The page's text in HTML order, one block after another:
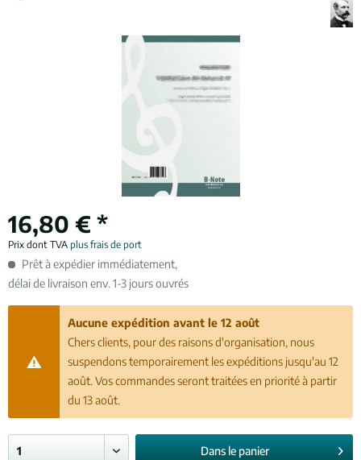
16,80 € *
Prix dont TVA plus frais de port
Prêt à expédier immédiatement,
délai de livraison env. 1-3 jours ouvrés
Aucune expédition avant le 12 août
Chers clients, pour des raisons d'organisation, nous
suspendons temporairement les expéditions jusqu'au 12
août. Vos commandes seront traitées en priorité à partir
du 13 août.
Dans le panier